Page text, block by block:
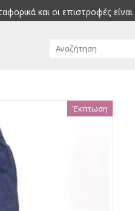
και οι επιστροφές είναι
Έκπτωση